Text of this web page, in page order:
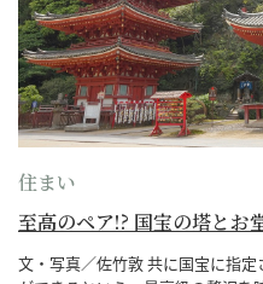
住まい
至高のペア!? 国宝の塔とお
文・写真／佐竹敦 共に国宝に指